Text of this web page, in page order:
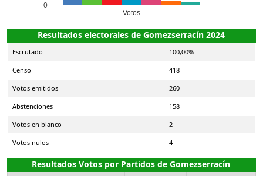
Votos
0
Resultados electorales de Gomezserracín 2024
Escrutado 100,00%
Censo 418
Votos emitidos 260
Abstenciones 158
Votos en blanco 2
Votos nulos 4
Resultados Votos por Partidos de Gomezserracín